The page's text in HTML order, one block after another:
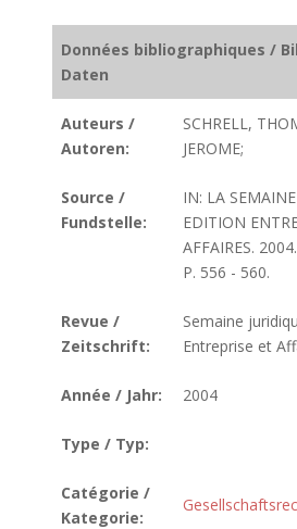
Données bibliographiques /
Daten
Auteurs /
Autoren:
SCHRELL,
JEROME;
Source /
Fundstelle:
IN: LA
EDITION
AFFAIRES.
P. 556 - 560.
Revue /
Zeitschrift:
Semaine
Entreprise et
Année / Jahr: 2004
Type / Typ:
Catégorie /
Kategorie: